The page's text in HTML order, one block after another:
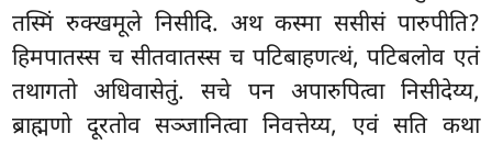
तस्मिं रुक्खमूले निसीदि. अथ कस्मा ससीसं पारुपीति?
हिमपातस्स च सीतवातस्स च पटिबाहणत्थं, पटिबलोव एतं
तथागतो अधिवासेतुं. सचे पन अपारुपित्वा निसीदेय्य,
ब्राह्मणो दूरतोव सञ्जानित्वा निवत्तेय्य, एवं सति कथा